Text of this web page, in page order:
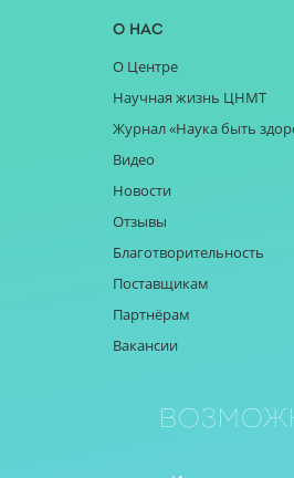
О нас
О Центре
Научная жизнь ЦНМТ
Журнал «Наука быть
Видео
Новости
Отзывы
Благотворительность
Поставщикам
Партнёрам
Вакансии